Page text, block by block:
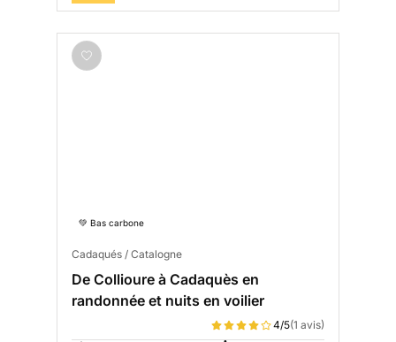
💚 Bas carbone
Cadaqués / Catalogne
De Collioure à Cadaquès en
randonnée et nuits en voilier
4/5(1 avis)